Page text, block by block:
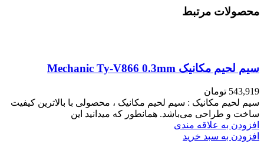
محصولات مرتبط
سیم لحیم مکانیک Mechanic Ty-V866 0.3mm
543,919 تومان
سیم لحیم مکانیک : سیم لحیم مکانیک ، محصولی با بالاترین کیفیت
ساخت و طراحی می‌باشد. همانطور که میدانید این
افزودن به علاقه مندی
افزودن به سبد خرید